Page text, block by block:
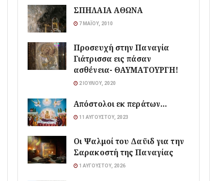
ΣΠΗΛΑΙΑ ΑΘΩΝΑ
7 ΜΑΪ́ΟΥ, 2010
Προσευχή στην Παναγία
Γιάτρισσα εις πάσαν
ασθένεια- ΘΑΥΜΑΤΟΥΡΓΗ!
2 ΙΟΥΛΊΟΥ, 2020
Απόστολοι εκ περάτων…
11 ΑΥΓΟΎΣΤΟΥ, 2023
Οι Ψαλμοί του Δαϋιδ για την
Σαρακοστή της Παναγίας
1 ΑΥΓΟΎΣΤΟΥ, 2026